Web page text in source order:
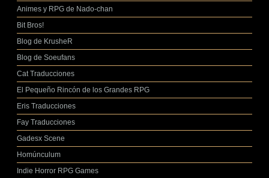
Animes y RPG de Nado-chan
Bit Bros!
Blog de KrusheR
Blog de Soeufans
Cat Traducciones
El Pequeño Rincón de los Grandes RPG
Eris Traducciones
Fay Traducciones
Gadesx Scene
Homúnculum
Indie Horror RPG Games